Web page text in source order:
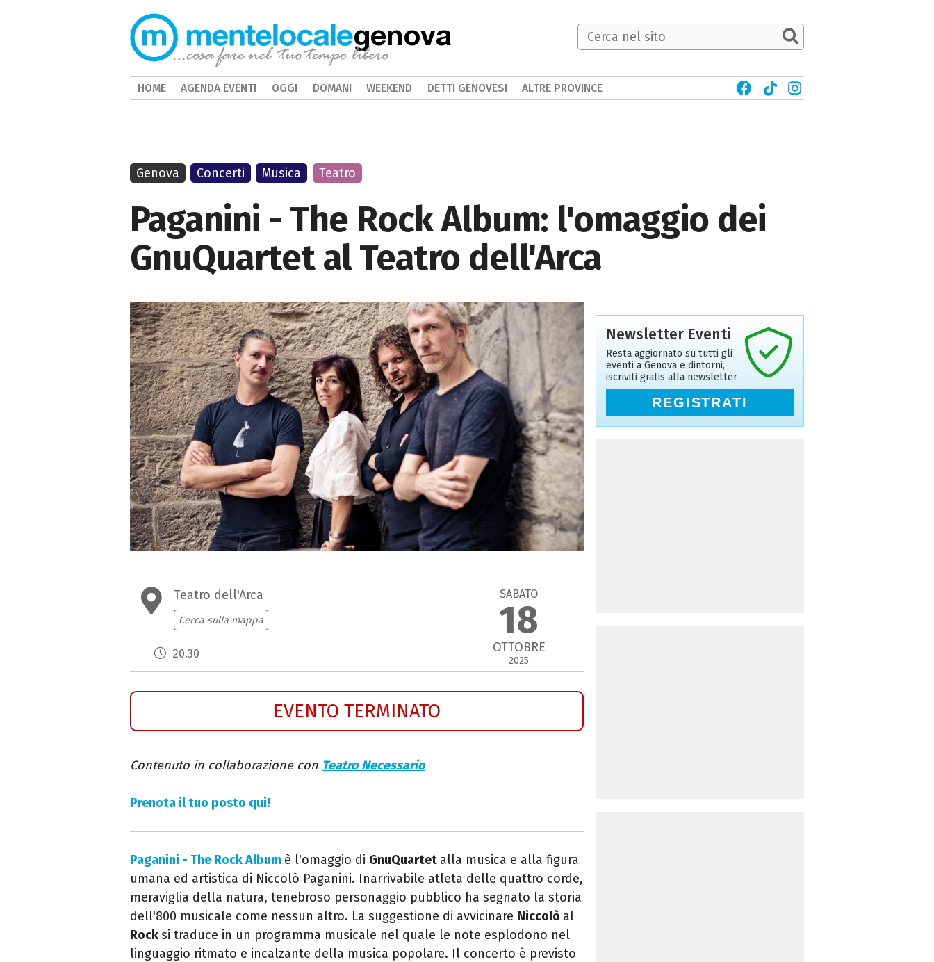
Paganini - The Rock Album: l'omaggio dei
GnuQuartet al Teatro dell'Arca
Teatro dell'Arca
Cerca sulla mappa
20.30
SABATO
18
OTTOBRE
2025
EVENTO TERMINATO
Contenuto in collaborazione con Teatro Necessario
Prenota il tuo posto qui!
Paganini - The Rock Album è l'omaggio di GnuQuartet alla musica e alla figura
umana ed artistica di Niccolò Paganini. Inarrivabile atleta delle quattro corde,
meraviglia della natura, tenebroso personaggio pubblico ha segnato la storia
dell'800 musicale come nessun altro. La suggestione di avvicinare Niccolò al
Rocksi traduce in un programma musicale nel quale le note esplodono nel
linguaggio ritmato e incalzante della musica popolare. Il concerto è previsto
Genova Concerti Musica Teatro
Newsletter Eventi
Resta aggiornato su tutti gli
eventi a Genova e dintorni,
iscriviti gratis alla newsletter
REGISTRATI
genova
HOME AGENDA EVENTI OGGI DOMANI WEEKEND DETTI GENOVESI ALTRE PROVINCE